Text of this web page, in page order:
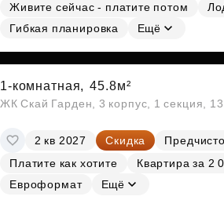
Живите сейчас - платите потом
Гибкая планировка
Ещё
1-комнатная, 45.8м²
ЖК Скай Гарден, 3 корпус, 1 секция,
2 кв 2027 Скидка
Платите как хотите
Квартира за 2
Евроформат
Ещё